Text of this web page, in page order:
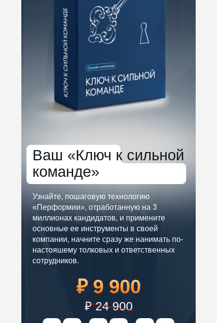
Узнайте, пошаговую технологию
«Перформии», отработанную на 3
миллионах кандидатов, и примените
основные ее инструменты в своей
компании, начните сразу же нанимать по-
настояшему толковых и ответственных
сотрудников.
Ваш «Ключ к сильной
команде»
₽ 9 900
₽ 24 900